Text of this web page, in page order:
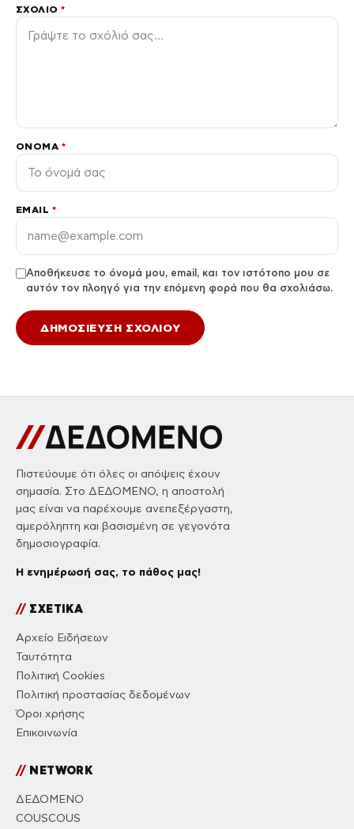
ΣΧΌΛΙΟ*
ΌΝΟΜΑ *
EMAIL *
Αποθήκευσε το όνομά μου, email, και τον ιστότοπο μου σε
αυτόν τον πλοηγό για την επόμενη φορά που θα σχολιάσω.
Πιστεύουμε ότι όλες οι απόψεις έχουν
σημασία. Στο ΔΕΔΟΜΕΝΟ, η αποστολή
μας είναι να παρέχουμε ανεπεξέργαστη,
αμερόληπτη και βασισμένη σε γεγονότα
δημοσιογραφία.
Η ενημέρωσή σας, το πάθος μας!
//ΣΧΕΤΙΚΑ
Αρχείο Ειδήσεων
Ταυτότητα
Πολιτική Cookies
Πολιτική προστασίας δεδομένων
Όροι χρήσης
Επικοινωνία
//NETWORK
ΔΕΔΟΜΕΝΟ
COUSCOUS